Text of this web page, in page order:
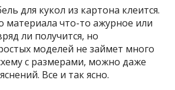
для кукол из картона клеится.
материала что-то ажурное или
ли получится, но
моделей не займет много
с размерами, можно даже
Все и так ясно.